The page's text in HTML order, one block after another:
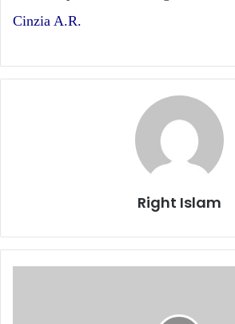
Cinzia A.R.
Right Islam